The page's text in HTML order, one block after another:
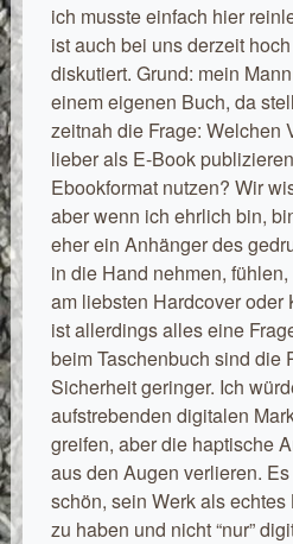
ich musste einfach hier
ist auch bei uns derzeit
diskutiert. Grund: mein
einem eigenen Buch, da
zeitnah die Frage: Welchen
lieber als E-Book
Ebookformat nutzen? Wir
aber wenn ich ehrlich bin,
eher ein Anhänger des
in die Hand nehmen,
am liebsten Hardcover oder
ist allerdings alles eine
beim Taschenbuch sind die
Sicherheit geringer. Ich
aufstrebenden digitalen
greifen, aber die haptische
aus den Augen verlieren.
schön, sein Werk als
zu haben und nicht “nur”